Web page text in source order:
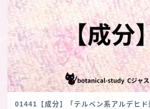
01441【成分】「テルペン系アルデヒド